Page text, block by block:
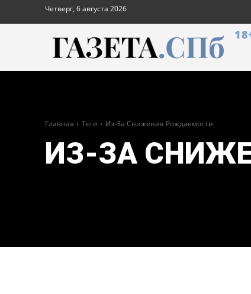
Четверг, 6 августа 2026
Главная Теги Из-За Снижения Рождаемости
ИЗ-ЗА